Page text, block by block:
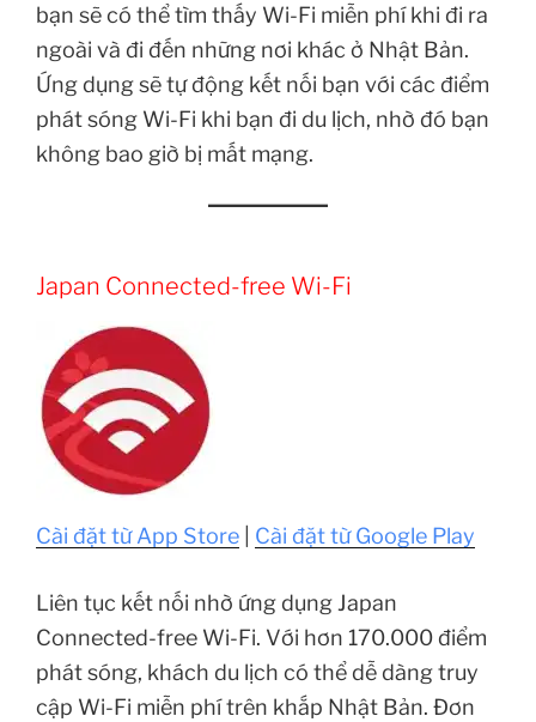
bạn sẽ có thể tìm thấy Wi-Fi miễn phí khi đi ra
ngoài và đi đến những nơi khác ở Nhật Bản.
Ứng dụng sẽ tự động kết nối bạn với các điểm
phát sóng Wi-Fi khi bạn đi du lịch, nhờ đó bạn
không bao giờ bị mất mạng.
Japan Connected-free Wi-Fi
Cài đặt từ App Store Cài đặt từ Google Play
Liên tục kết nối nhờ ứng dụng Japan
Connected-free Wi-Fi. Với hơn 170.000 điểm
phát sóng, khách du lịch có thể dễ dàng truy
cập Wi-Fi miễn phí trên khắp Nhật Bản. Đơn